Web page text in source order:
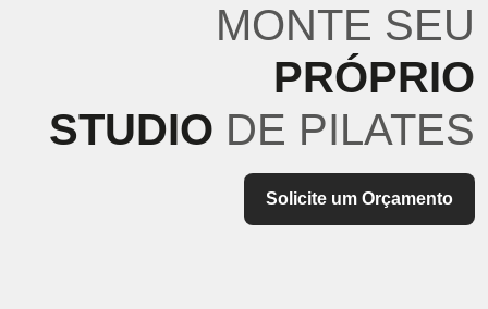
MONTE SEU
PRÓPRIO
STUDIO DE PILATES
Solicite um Orçamento